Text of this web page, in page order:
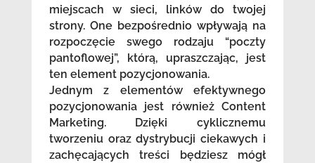
miejscach w sieci, linków do twojej
strony. One bezpośrednio wpływają na
rozpoczęcie swego rodzaju “poczty
pantoflowej”, którą, upraszczając, jest
ten element pozycjonowania.
Jednym z elementów efektywnego
pozycjonowania jest również Content
Marketing. Dzięki cyklicznemu
tworzeniu oraz dystrybucji ciekawych i
zachęcających treści będziesz mógł